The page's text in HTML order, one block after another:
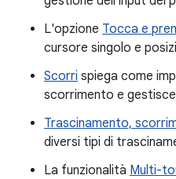
L'opzione Tocca e
cursore singolo e
Scorri spiega come
scorrimento e
Trascinamento,
diversi tipi di
La funzionalità Multi-